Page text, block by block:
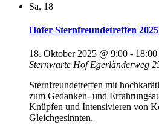
Sa. 18
Hofer Sternfreundetreffen 2025
18. Oktober 2025 @ 9:00 - 18:00
Sternwarte HofEgerländerweg
Sternfreundetreffen mit
zum Gedanken- und
Knüpfen und Intensivieren von
Gleichgesinnten.